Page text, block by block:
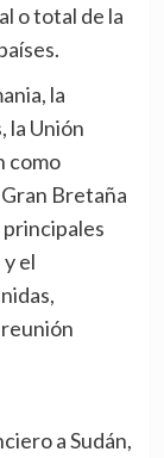
o total de la
la Unión
como
Bretaña
principales
el
a Sudán,